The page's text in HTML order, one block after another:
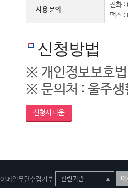
사용 문의
전화
팩스
신청방법
※ 개인정보보호
※ 문의처 : 울주
신청서 다운
이메일무단수집거부 이